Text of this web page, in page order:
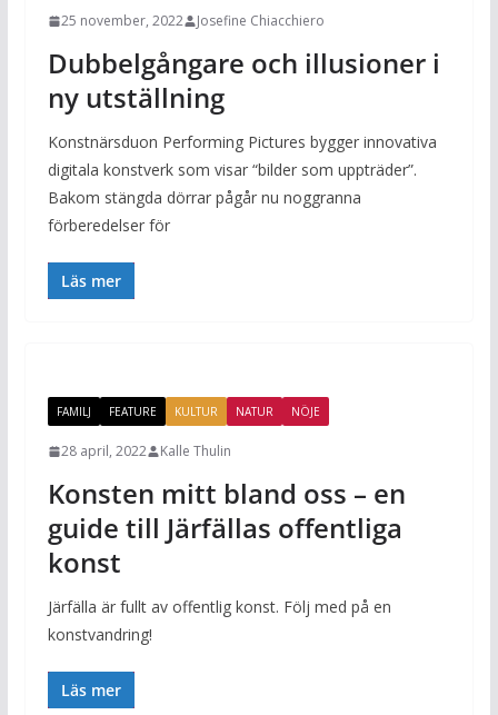
25 november, 2022 Josefine Chiacchiero
Dubbelgångare och illusioner i
ny utställning
Konstnärsduon Performing Pictures bygger innovativa
digitala konstverk som visar “bilder som uppträder”.
Bakom stängda dörrar pågår nu noggranna
förberedelser för
Läs mer
FAMILJ FEATURE KULTUR NATUR NÖJE
28 april, 2022 Kalle Thulin
Konsten mitt bland oss – en
guide till Järfällas offentliga
konst
Järfälla är fullt av offentlig konst. Följ med på en
konstvandring!
Läs mer